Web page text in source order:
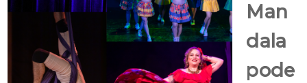
Man
dala
pode